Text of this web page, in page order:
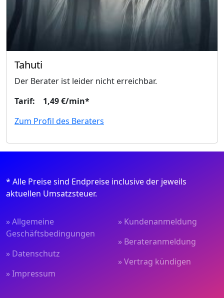
Tahuti
Der Berater ist leider nicht erreichbar.
Tarif: 1,49 €/min*
Zum Profil des Beraters
* Alle Preise sind Endpreise inclusive der jeweils
aktuellen Umsatzsteuer.
» Allgemeine
Geschäftsbedingungen
» Datenschutz
» Impressum
» Kundenanmeldung
» Berateranmeldung
» Vertrag kündigen